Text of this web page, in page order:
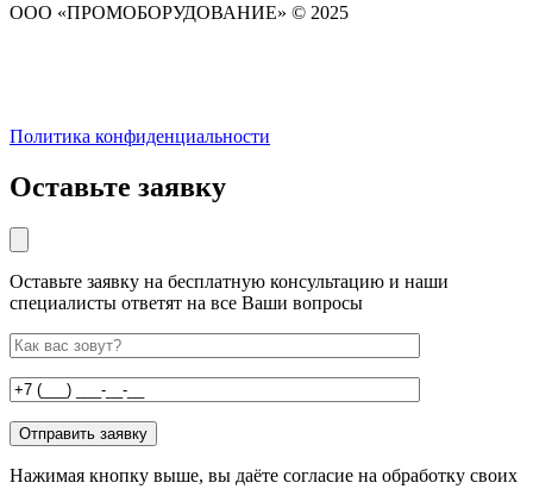
ООО «ПРОМОБОРУДОВАНИЕ» © 2025
Политика конфиденциальности
Оставьте заявку
Оставьте заявку на бесплатную консультацию и наши
специалисты ответят на все Ваши вопросы
Нажимая кнопку выше, вы даёте согласие на обработку своих